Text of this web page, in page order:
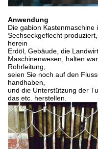
Anwendung
Die gabion
Sechseckgeflecht
herein
Erdöl, Gebäude, die
Maschinenwesen, halten
Rohrleitung,
seien Sie noch auf den
handhaben,
und die Unterstützung der
das etc. herstellen.